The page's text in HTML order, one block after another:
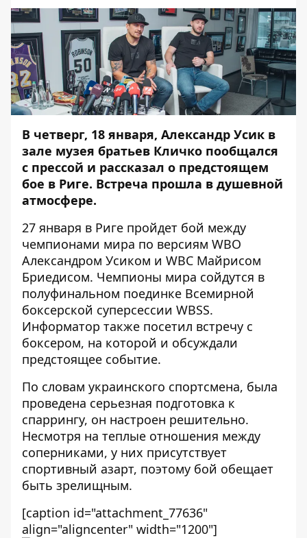
В четверг, 18 января, Александр Усик в
зале музея братьев Кличко пообщался
с прессой и рассказал о предстоящем
бое в Риге. Встреча прошла в душевной
атмосфере.
27 января в Риге пройдет бой между
чемпионами мира по версиям WBO
Александром Усиком и WBC Майрисом
Бриедисом. Чемпионы мира сойдутся в
полуфинальном поединке Всемирной
боксерской суперсессии WBSS.
Информатор также посетил встречу с
боксером, на которой и обсуждали
предстоящее событие.
По словам украинского спортсмена, была
проведена серьезная подготовка к
спаррингу, он настроен решительно.
Несмотря на теплые отношения между
соперниками, у них присутствует
спортивный азарт, поэтому бой обещает
быть зрелищным.
[caption id="attachment_77636"
align="aligncenter" width="1200"]